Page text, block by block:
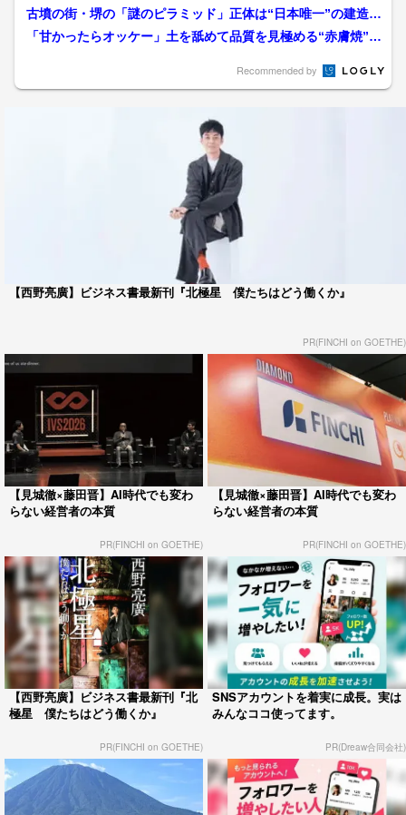
んで吊るし夫婦円満に？」...
古墳の街・堺の「謎のピラミッド」正体は“日本唯一”の建造物
だった！ 古墳を巡り続...
「甘かったらオッケー」土を舐めて品質を見極める“赤膚焼”職
Recommended by
【西野亮廣】ビジネス書最新刊『北極星 僕たちはどう働くか』
PR(FINCHI on GOETHE)
【見城徹×藤田晋】AI時代でも変わ
らない経営者の本質
PR(FINCHI on GOETHE)
【見城徹×藤田晋】AI時代でも変わ
らない経営者の本質
PR(FINCHI on GOETHE)
【西野亮廣】ビジネス書最新刊『北
極星 僕たちはどう働くか』
PR(FINCHI on GOETHE)
SNSアカウントを着実に成長。実は
みんなココ使ってます。
PR(Dreaw合同会社)